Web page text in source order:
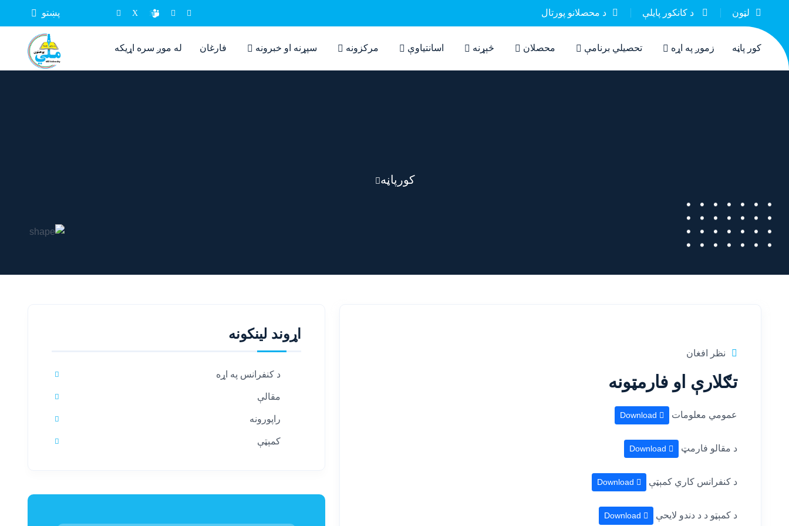
لټون د کانکور پایلې د محصلانو پورتال پښتو
کور پاڼه زموږ په اړه تحصيلي برنامې محصلان څېړنه اسانتیاوې مرکزونه سپړنه او خبرونه فارغان له موږ سره اړيکه
کورپاڼه
نظر افغان
تګلارې او فارمټونه
عمومي معلومات
د مقالو فارمټ
د کنفرانس کاري کمېټې
د کمېټو د د دندو لايحې
اړوند لینکونه
د کنفرانس په اړه
مقالې
راپورونه
کمېټې